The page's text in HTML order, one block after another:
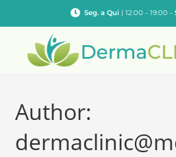
Seg. a Qui | 12:00 - 19:00 -
Author: